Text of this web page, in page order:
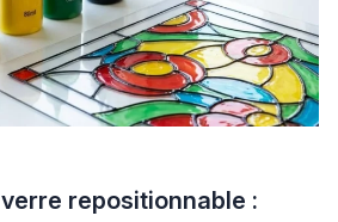
repositionnable :